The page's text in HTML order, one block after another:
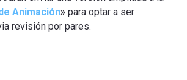
Animación» para optar a ser
revisión por pares.